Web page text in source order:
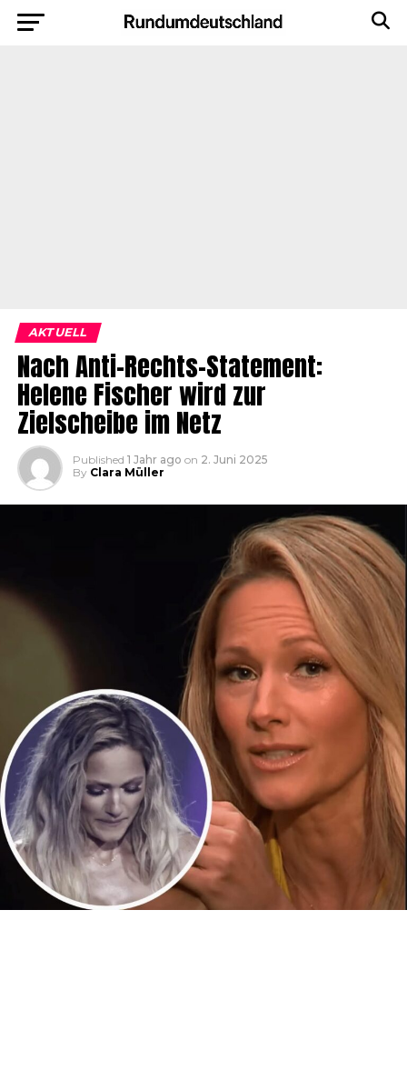
AKTUELL
Nach Anti-Rechts-Statement:
Helene Fischer wird zur
Zielscheibe im Netz
Published 1 Jahr ago on 2. Juni 2025
By Clara Müller